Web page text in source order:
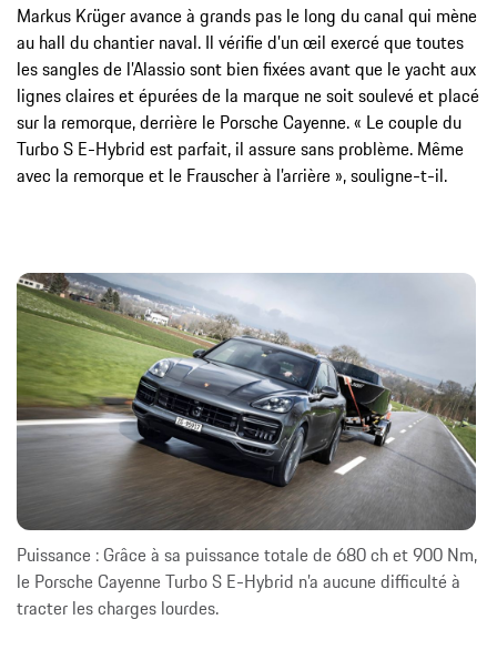
Markus Krüger avance à grands pas le long du canal qui mène
au hall du chantier naval. Il vérifie d’un œil exercé que toutes
les sangles de l’Alassio sont bien fixées avant que le yacht aux
lignes claires et épurées de la marque ne soit soulevé et placé
sur la remorque, derrière le Porsche Cayenne. « Le couple du
Turbo S E-Hybrid est parfait, il assure sans problème. Même
avec la remorque et le Frauscher à l’arrière », souligne-t-il.
Puissance : Grâce à sa puissance totale de 680 ch et 900 Nm,
le Porsche Cayenne Turbo S E-Hybrid n’a aucune difficulté à
tracter les charges lourdes.